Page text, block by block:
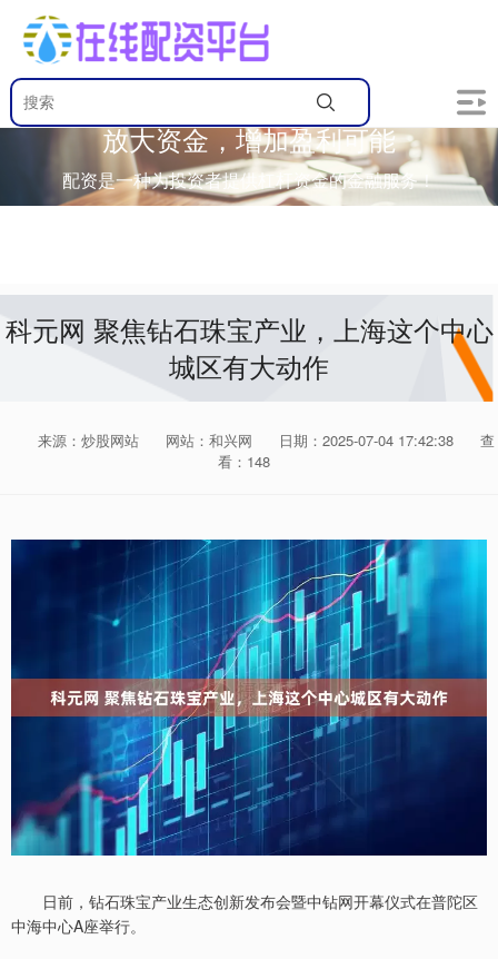
放大资金，增加盈利可能
配资是一种为投资者提供杠杆资金的金融服务！
科元网 聚焦钻石珠宝产业，上海这个中心
城区有大动作
来源：炒股网站 网站：和兴网 日期：2025-07-04 17:42:38
查
看：148
日前，钻石珠宝产业生态创新发布会暨中钻网开幕仪式在普陀区
中海中心A座举行。